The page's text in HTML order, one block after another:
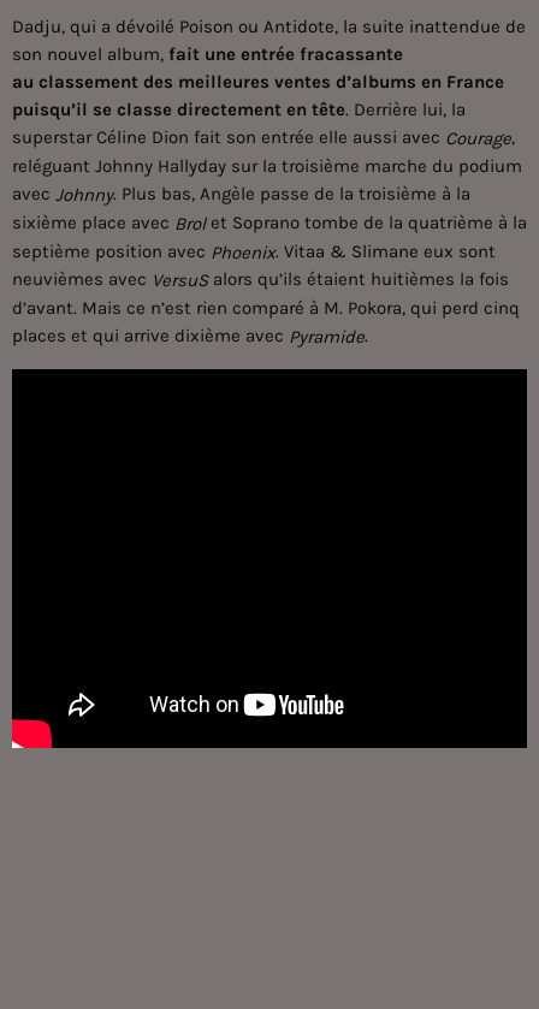
Dadju, qui a dévoilé Poison ou Antidote, la suite inattendue de
son nouvel album, fait une entrée fracassante
au classement des meilleures ventes d’albums en France
puisqu’il se classe directement en tête. Derrière lui, la
superstar Céline Dion fait son entrée elle aussi avec Courage,
reléguant Johnny Hallyday sur la troisième marche du podium
avec Johnny. Plus bas, Angèle passe de la troisième à la
sixième place avec Brolet Soprano tombe de la quatrième à la
septième position avec Phoenix. Vitaa & Slimane eux sont
neuvièmes avec VersuSalors qu’ils étaient huitièmes la fois
d’avant. Mais ce n’est rien comparé à M. Pokora, qui perd cinq
places et qui arrive dixième avec Pyramide.